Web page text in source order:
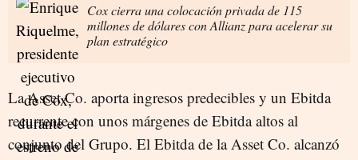
Cox cierra una colocación privada de 115
millones de dólares con Allianz para acelerar su
plan estratégico
La Asset Co. aporta ingresos predecibles y un Ebitda
recurrente con unos márgenes de Ebitda altos al
conjunto del Grupo. El Ebitda de la Asset Co. alcanzó